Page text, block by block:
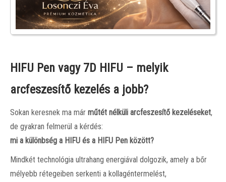
HIFU Pen vagy 7D HIFU – melyik
arcfeszesítő kezelés a jobb?
Sokan keresnek ma már műtét nélküli arcfeszesítő kezeléseket,
de gyakran felmerül a kérdés:
mi a különbség a HIFU és a HIFU Pen között?
Mindkét technológia ultrahang energiával dolgozik, amely a bőr
mélyebb rétegeiben serkenti a kollagéntermelést,